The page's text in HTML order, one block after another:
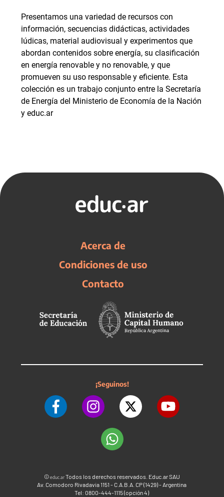
Presentamos una variedad de recursos con
información, secuencias didácticas, actividades
lúdicas, material audiovisual y experimentos que
abordan contenidos sobre energía, su clasificación
en energía renovable y no renovable, y que
promueven su uso responsable y eficiente. Esta
colección es un trabajo conjunto entre la Secretaría
de Energía del Ministerio de Economía de la Nación
y educ.ar
Acerca de
Condiciones de uso
Contacto
¡Seguinos!
©educ.arTodos los derechos reservados. Educ.ar SAU
Av. Comodoro Rivadavia 1151 - C.A.B.A. CP (1429) - Argentina
Tel: 0800-444-1115 (opción 4)